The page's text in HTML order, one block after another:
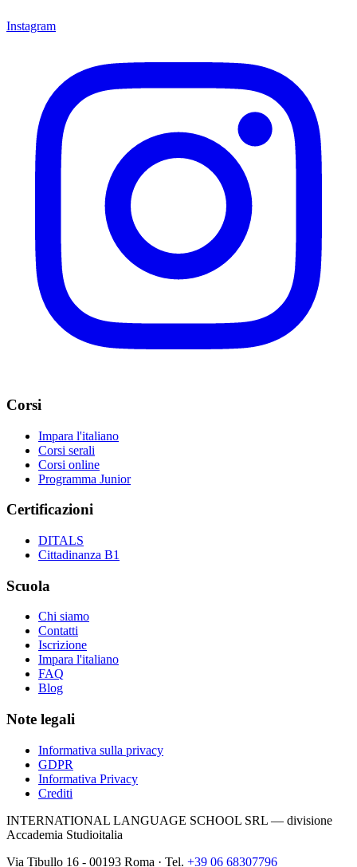
Instagram
Corsi
Impara l'italiano
Corsi serali
Corsi online
Programma Junior
Certificazioni
DITALS
Cittadinanza B1
Scuola
Chi siamo
Contatti
Iscrizione
Impara l'italiano
FAQ
Blog
Note legali
Informativa sulla privacy
GDPR
Informativa Privacy
Crediti
INTERNATIONAL LANGUAGE SCHOOL SRL — divisione
Accademia Studioitalia
Via Tibullo 16 - 00193 Roma · Tel. +39 06 68307796